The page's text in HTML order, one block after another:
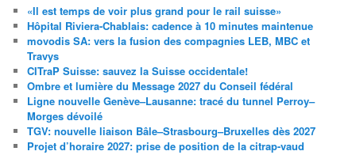
«Il est temps de voir plus grand pour le rail suisse»
Hôpital Riviera-Chablais: cadence à 10 minutes maintenue
movodis SA: vers la fusion des compagnies LEB, MBC et
Travys
CITraP Suisse: sauvez la Suisse occidentale!
Ombre et lumière du Message 2027 du Conseil fédéral
Ligne nouvelle Genève–Lausanne: tracé du tunnel Perroy–
Morges dévoilé
TGV: nouvelle liaison Bâle–Strasbourg–Bruxelles dès 2027
Projet d’horaire 2027: prise de position de la citrap-vaud